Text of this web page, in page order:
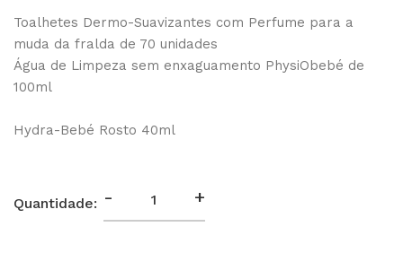
Toalhetes Dermo-Suavizantes com Perfume para a
muda da fralda de 70 unidades
Água de Limpeza sem enxaguamento PhysiObebé de
100ml
Hydra-Bebé Rosto 40ml
Quantidade: - +